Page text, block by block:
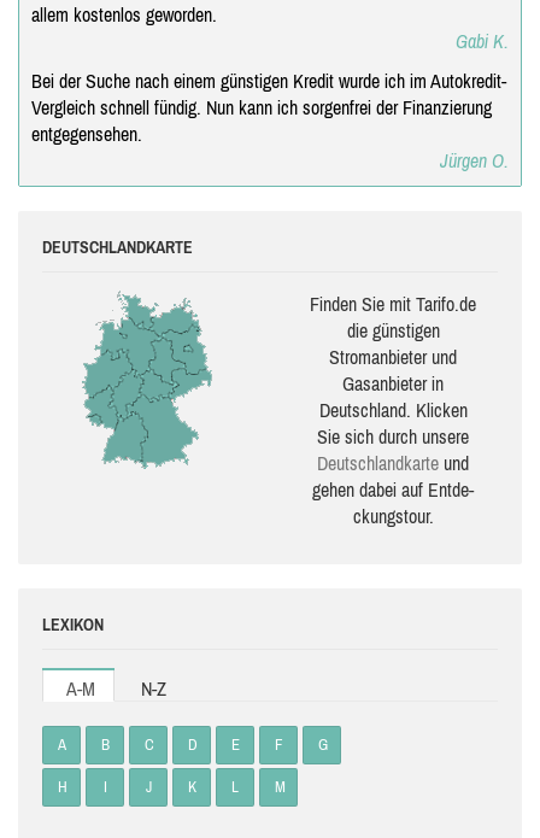
allem kostenlos geworden.
Gabi K.
Bei der Suche nach einem günstigen Kredit wurde ich im Autokredit-
Vergleich schnell fündig. Nun kann ich sorgenfrei der Finanzierung
entgegensehen.
Jürgen O.
DEUTSCHLANDKARTE
Finden Sie mit Tarifo.de
die güns­ti­gen
Stromanbieter und
Gasanbieter in
Deutschland. Klicken
Sie sich durch unsere
Deutsch­land­karte und
gehen dabei auf Ent­de­
ckungs­tour.
LEXIKON
A-M N-Z
A B C D E F G
H I J K L M